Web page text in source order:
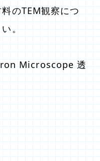
のTEM観察につ
。
Microscope 透